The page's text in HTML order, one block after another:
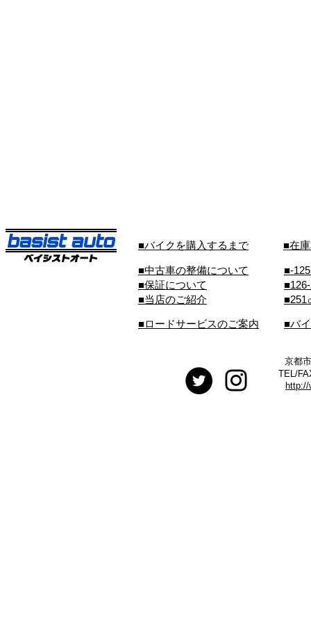
■バイクを購入するまで ■在
■中古車の整備について
■保証について
■当店のご紹介
■-
■251
■ロードサービスのご案内 ■バ
京都
TEL/